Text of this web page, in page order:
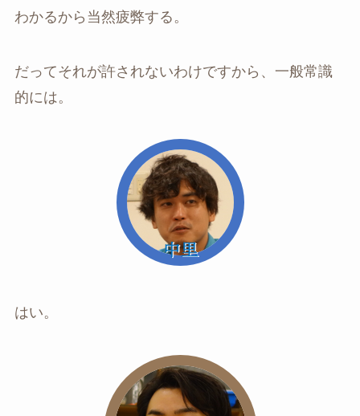
わかるから当然疲弊する。
だってそれが許されないわけですから、一般常識
的には。
はい。